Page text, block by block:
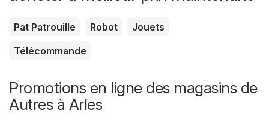
Pat Patrouille Robot
Jouets
Télécommande
Promotions en ligne des magasins de
Autres à Arles